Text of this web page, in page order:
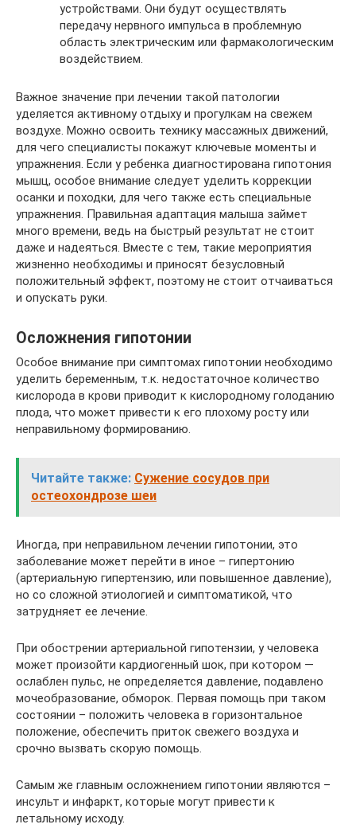
устройствами. Они будут осуществлять
передачу нервного импульса в проблемную
область электрическим или фармакологическим
воздействием.
Важное значение при лечении такой патологии
уделяется активному отдыху и прогулкам на свежем
воздухе. Можно освоить технику массажных движений,
для чего специалисты покажут ключевые моменты и
упражнения. Если у ребенка диагностирована гипотония
мышц, особое внимание следует уделить коррекции
осанки и походки, для чего также есть специальные
упражнения. Правильная адаптация малыша займет
много времени, ведь на быстрый результат не стоит
даже и надеяться. Вместе с тем, такие мероприятия
жизненно необходимы и приносят безусловный
положительный эффект, поэтому не стоит отчаиваться
и опускать руки.
Осложнения гипотонии
Особое внимание при симптомах гипотонии необходимо
уделить беременным, т.к. недостаточное количество
кислорода в крови приводит к кислородному голоданию
плода, что может привести к его плохому росту или
неправильному формированию.
Читайте также: Сужение сосудов при
остеохондрозе шеи
Иногда, при неправильном лечении гипотонии, это
заболевание может перейти в иное – гипертонию
(артериальную гипертензию, или повышенное давление),
но со сложной этиологией и симптоматикой, что
затрудняет ее лечение.
При обострении артериальной гипотензии, у человека
может произойти кардиогенный шок, при котором —
ослаблен пульс, не определяется давление, подавлено
мочеобразование, обморок. Первая помощь при таком
состоянии – положить человека в горизонтальное
положение, обеспечить приток свежего воздуха и
срочно вызвать скорую помощь.
Самым же главным осложнением гипотонии являются –
инсульт и инфаркт, которые могут привести к
летальному исходу.